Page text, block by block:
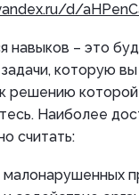
d/
навыков – это
которую
решению
Наиболее
считать:
малонарушенных